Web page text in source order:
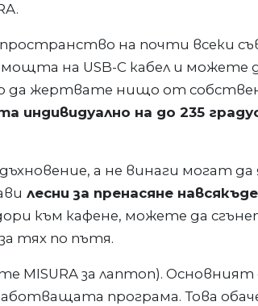
на почти всеки
на USB-C кабел и можете
да жертвате нищо от
индивидуално на до 235
а не винаги могат да
лесни за пренасяне навсякъде
към кафене, можете да
тях по пътя.
MISURA за лаптоп). Основният
програма. Това обаче